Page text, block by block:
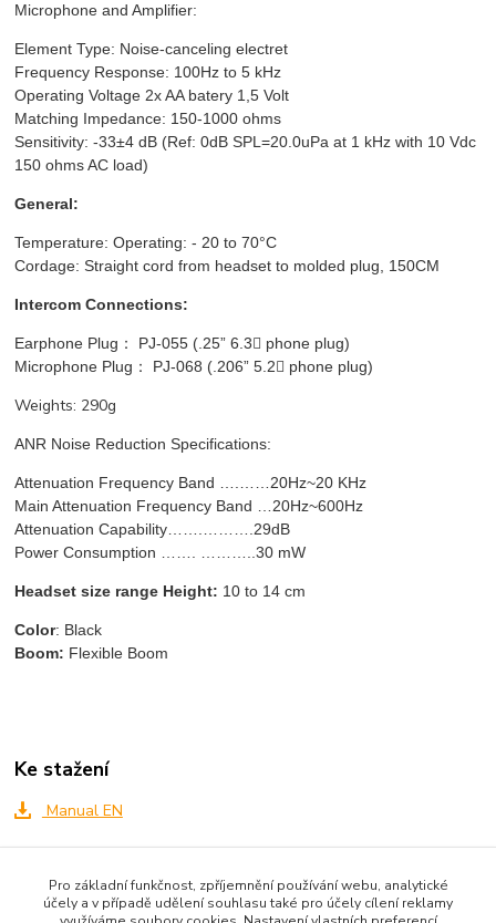
Microphone and Amplifier:
Element Type: Noise-canceling electret
Frequency Response: 100Hz to 5 kHz
Operating Voltage 2x AA batery 1,5 Volt
Matching Impedance: 150-1000 ohms
Sensitivity: -33±4 dB (Ref: 0dB SPL=20.0uPa at 1 kHz with 10 Vdc
150 ohms AC load)
General:
Temperature:Operating: - 20 to 70°C
Cordage: Straight cord from headset to molded plug, 150CM
Intercom Connections:
Earphone Plug ： PJ-055 (.25” 6.3 phone plug)
Microphone Plug ： PJ-068 (.206” 5.2 phone plug)
Weights: 290g
ANR Noise Reduction Specifications:
Attenuation Frequency Band ….……20Hz~20 KHz
Main Attenuation Frequency Band …20Hz~600Hz
Attenuation Capability…….……….29dB
Power Consumption ……. ………..30 mW
Headset size range Height: 10 to 14 cm
Color: Black
Boom: Flexible Boom
Ke stažení
Manual EN
Zboží zařazeno v kategoriích
Pro základní funkčnost, zpříjemnění používání webu, analytické
účely a v případě udělení souhlasu také pro účely cílení reklamy